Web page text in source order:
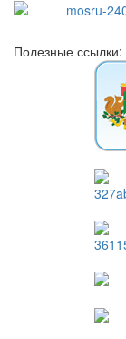
Полезные ссылки: